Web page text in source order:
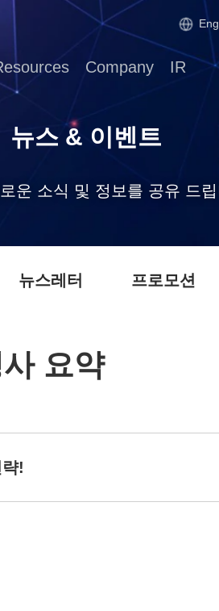
Company IR
뉴스 & 이벤트
운 소식 및 정보를 공유 드
뉴스레터 프로모션
요약
!